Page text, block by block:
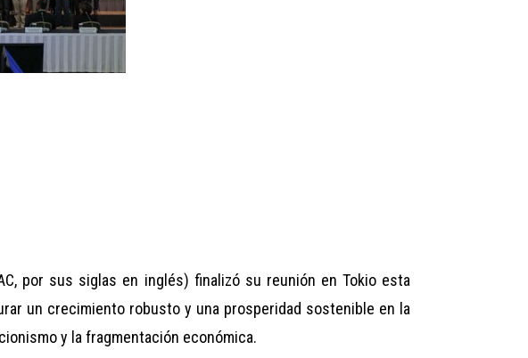
por sus siglas en inglés) finalizó su reunión en Tokio esta
un crecimiento robusto y una prosperidad sostenible en la
y la fragmentación económica.